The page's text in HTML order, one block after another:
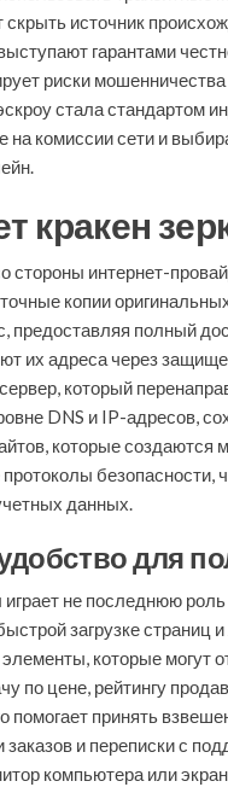
источник
гарантами
риски
стала стандартом
комиссии сети и
кракен
стороны интернет-
копии
предоставляя полный
их адреса через
который
DNS и IP-адресов,
которые
данных.
для
не последнюю
загрузке
которые могут
по цене, рейтингу
помогает принять
и переписки с
компьютера или